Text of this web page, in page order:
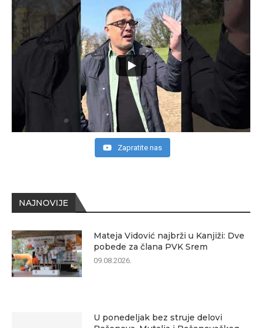
NAJNOVIJE
Mateja Vidović najbrži u Kanjiži: Dve
pobede za člana PVK Srem
09.08.2026.
U ponedeljak bez struje delovi
Zapratite nas